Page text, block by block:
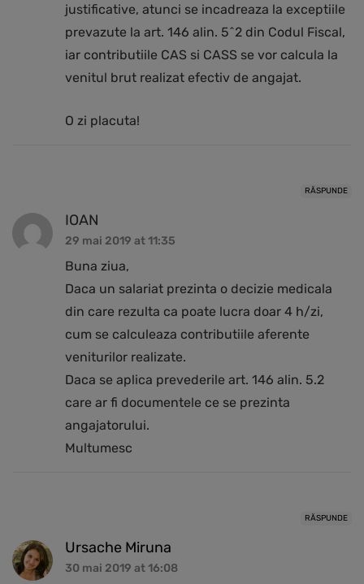
justificative, atunci se incadreaza la exceptiile
prevazute la art. 146 alin. 5^2 din Codul Fiscal,
iar contributiile CAS si CASS se vor calcula la
venitul brut realizat efectiv de angajat.
O zi placuta!
RĂSPUNDE
IOAN
29 mai 2019 at 11:35
Buna ziua,
Daca un salariat prezinta o decizie medicala
din care rezulta ca poate lucra doar 4 h/zi,
cum se calculeaza contributiile aferente
veniturilor realizate.
Daca se aplica prevederile art. 146 alin. 5.2
care ar fi documentele ce se prezinta
angajatorului.
Multumesc
RĂSPUNDE
Ursache Miruna
30 mai 2019 at 16:08